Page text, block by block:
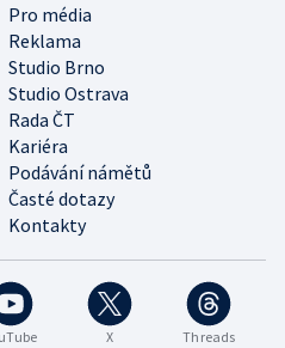
Pro média
Reklama
Studio Brno
Studio Ostrava
Rada ČT
Kariéra
Podávání námětů
Časté dotazy
Kontakty
X Threads